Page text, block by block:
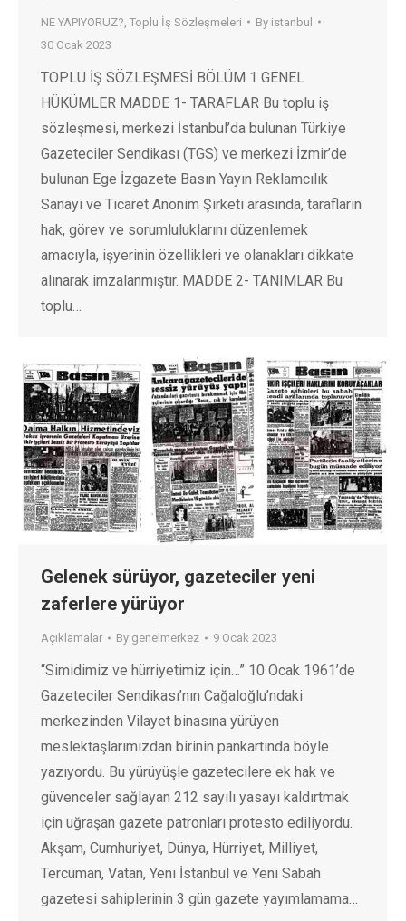
NE YAPIYORUZ? Toplu İş Sözleşmeleri By istanbul
30 Ocak 2023
TOPLU İŞ SÖZLEŞMESİ BÖLÜM 1 GENEL
HÜKÜMLER MADDE 1- TARAFLAR Bu toplu iş
sözleşmesi, merkezi İstanbul’da bulunan Türkiye
Gazeteciler Sendikası (TGS) ve merkezi İzmir’de
bulunan Ege İzgazete Basın Yayın Reklamcılık
Sanayi ve Ticaret Anonim Şirketi arasında, tarafların
hak, görev ve sorumluluklarını düzenlemek
amacıyla, işyerinin özellikleri ve olanakları dikkate
alınarak imzalanmıştır. MADDE 2- TANIMLAR Bu
toplu…
Gelenek sürüyor, gazeteciler yeni
zaferlere yürüyor
Açıklamalar By genelmerkez 9 Ocak 2023
“Simidimiz ve hürriyetimiz için…” 10 Ocak 1961’de
Gazeteciler Sendikası’nın Cağaloğlu’ndaki
merkezinden Vilayet binasına yürüyen
meslektaşlarımızdan birinin pankartında böyle
yazıyordu. Bu yürüyüşle gazetecilere ek hak ve
güvenceler sağlayan 212 sayılı yasayı kaldırtmak
için uğraşan gazete patronları protesto ediliyordu.
Akşam, Cumhuriyet, Dünya, Hürriyet, Milliyet,
Tercüman, Vatan, Yeni İstanbul ve Yeni Sabah
gazetesi sahiplerinin 3 gün gazete yayımlamama…